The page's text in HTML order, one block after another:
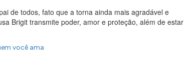
de todos, fato que a torna ainda mais agradável e
Brigit transmite poder, amor e proteção, além de estar
você ama